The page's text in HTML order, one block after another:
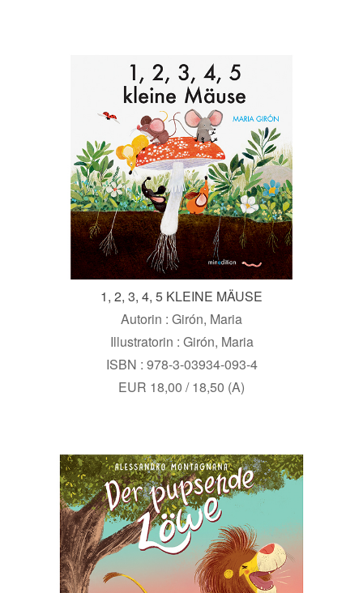
1, 2, 3, 4, 5 KLEINE MÄUSE
Autorin : Girón, Maria
Illustratorin : Girón, Maria
ISBN : 978-3-03934-093-4
EUR 18,00 / 18,50 (A)